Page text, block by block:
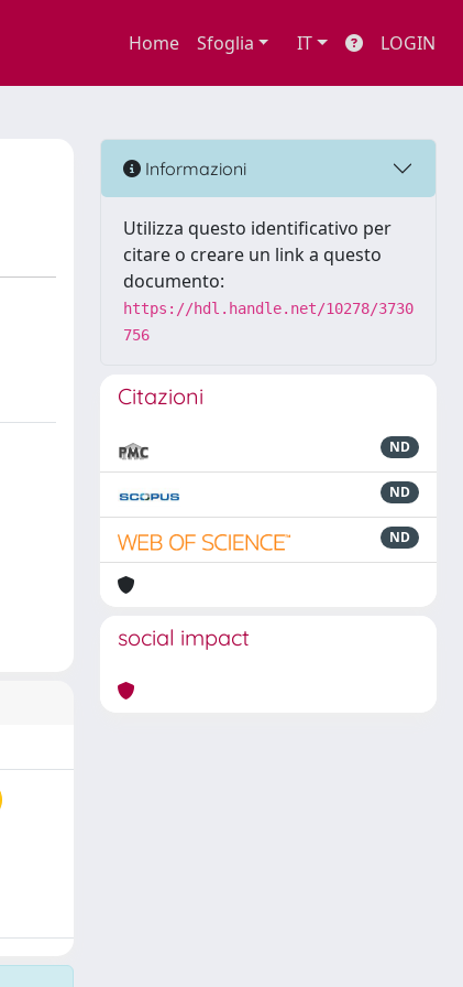
Home Sfoglia IT LOGIN
Informazioni
Utilizza questo identificativo per
citare o creare un link a questo
documento:
https://hdl.handle.net/10278/3730
756
Citazioni
ND
ND
ND
social impact